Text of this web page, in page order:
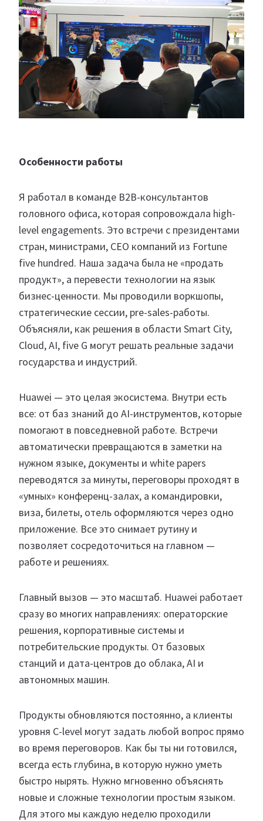
Особенности работы
Я работал в команде B2B-консультантов
головного офиса, которая сопровождала high-
level engagements. Это встречи с президентами
стран, министрами, CEO компаний из Fortune
five hundred. Наша задача была не «продать
продукт», а перевести технологии на язык
бизнес-ценности. Мы проводили воркшопы,
стратегические сессии, pre-sales-работы.
Объясняли, как решения в области Smart City,
Cloud, AI, five G могут решать реальные задачи
государства и индустрий.
Huawei — это целая экосистема. Внутри есть
все: от баз знаний до AI-инструментов, которые
помогают в повседневной работе. Встречи
автоматически превращаются в заметки на
нужном языке, документы и white papers
переводятся за минуты, переговоры проходят в
«умных» конференц-залах, а командировки,
виза, билеты, отель оформляются через одно
приложение. Все это снимает рутину и
позволяет сосредоточиться на главном —
работе и решениях.
Главный вызов — это масштаб. Huawei работает
сразу во многих направлениях: операторские
решения, корпоративные системы и
потребительские продукты. От базовых
станций и дата-центров до облака, AI и
автономных машин.
Продукты обновляются постоянно, а клиенты
уровня C-level могут задать любой вопрос прямо
во время переговоров. Как бы ты ни готовился,
всегда есть глубина, в которую нужно уметь
быстро нырять. Нужно мгновенно объяснять
новые и сложные технологии простым языком.
Для этого мы каждую неделю проходили